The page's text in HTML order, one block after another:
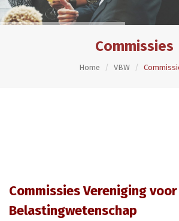
Commissies
Home VBW
Commissies Vereniging voor
Belastingwetenschap